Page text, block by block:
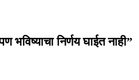
भविष्याचा निर्णय घाईत नाही”